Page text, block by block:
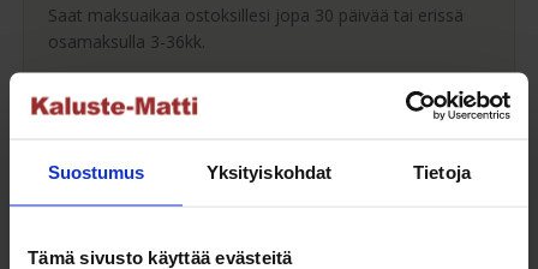
Suostumus Yksityiskohdat Tietoja
Tämä sivusto käyttää evästeitä
Saat maksuaikaa ostoksillesi jopa 30 päivää tai erissä
osamaksulla 3-36kk.
Maksutavat